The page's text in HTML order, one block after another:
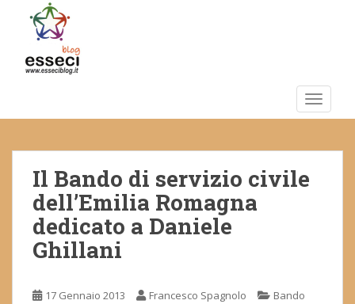
m
Il Bando di servizio civile
dell’Emilia Romagna
dedicato a Daniele
Ghillani
17 Gennaio 2013 Francesco Spagnolo
Bando